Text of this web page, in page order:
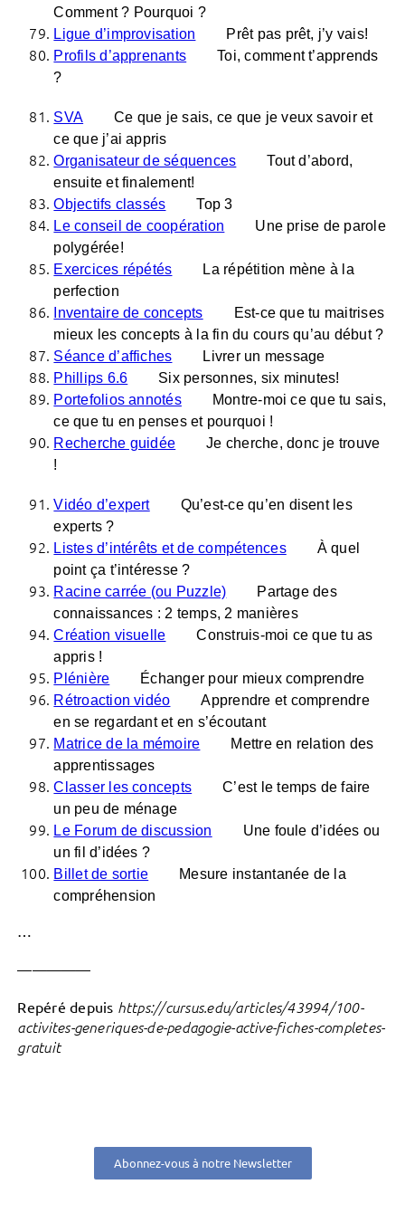
Comment ? Pourquoi ?
Ligue d’improvisation
Prêt pas prêt, j’y vais!
Profils d’apprenants
Toi, comment t’apprends
?
SVA
Ce que je sais, ce que je veux savoir et
ce que j’ai appris
Organisateur de séquences
Tout d’abord,
ensuite et finalement!
Objectifs classés
Top 3
Le conseil de coopération
Une prise de parole
polygérée!
Exercices répétés
La répétition mène à la
perfection
Inventaire de concepts
Est-ce que tu maitrises
mieux les concepts à la fin du cours qu’au début ?
Séance d’affiches
Livrer un message
Phillips 6.6
Six personnes, six minutes!
Portefolios annotés
Montre-moi ce que tu sais,
ce que tu en penses et pourquoi !
Recherche guidée
Je cherche, donc je trouve
!
Vidéo d’expert
Qu’est-ce qu’en disent les
experts ?
Listes d’intérêts et de compétences
À quel
point ça t’intéresse ?
Racine carrée (ou Puzzle)
Partage des
connaissances : 2 temps, 2 manières
Création visuelle
Construis-moi ce que tu as
appris !
Plénière
Échanger pour mieux comprendre
Rétroaction vidéo
Apprendre et comprendre
en se regardant et en s’écoutant
Matrice de la mémoire
Mettre en relation des
apprentissages
Classer les concepts
C’est le temps de faire
un peu de ménage
Le Forum de discussion
Une foule d’idées ou
un fil d’idées ?
Billet de sortie
Mesure instantanée de la
compréhension
…
—————
Repéré depuis https://cursus.edu/articles/43994/100-
activites-generiques-de-pedagogie-active-fiches-completes-
gratuit
Abonnez-vous à notre Newsletter